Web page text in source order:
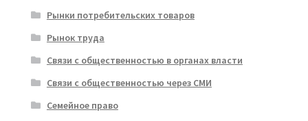
Рынки потребительских товаров
Рынок труда
Связи с общественностью в органах власти
Связи с общественностью через СМИ
Семейное право